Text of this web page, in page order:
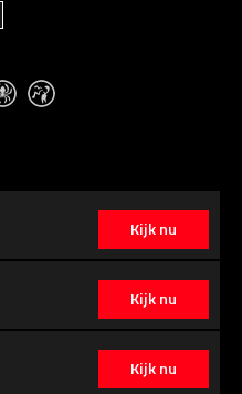
Kijk nu
Kijk nu
Kijk nu